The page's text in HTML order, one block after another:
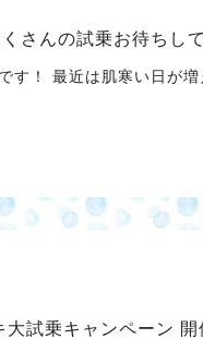
さんの試乗お待ちし
す！ 最近は肌寒い日が
試乗キャンペーン